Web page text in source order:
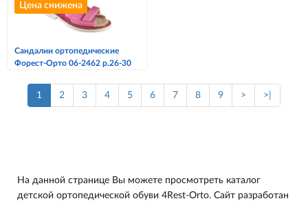
Цена снижена
Сандалии ортопедические
Форест-Орто 06-2462 р.26-30
1 2 3 4 5 6 7 8 9 > >|
На данной странице Вы можете просмотреть каталог
детской ортопедической обуви 4Rest-Orto. Сайт разработан